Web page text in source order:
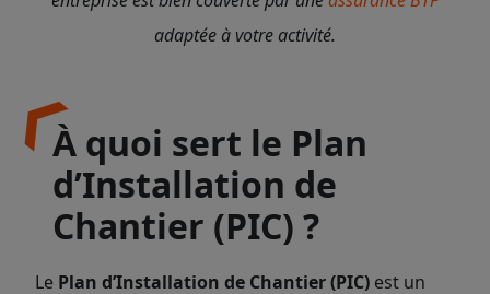
adaptée à votre activité.
À quoi sert le Plan
d’Installation de
Chantier (PIC) ?
Le Plan d’Installation de Chantier (PIC) est un